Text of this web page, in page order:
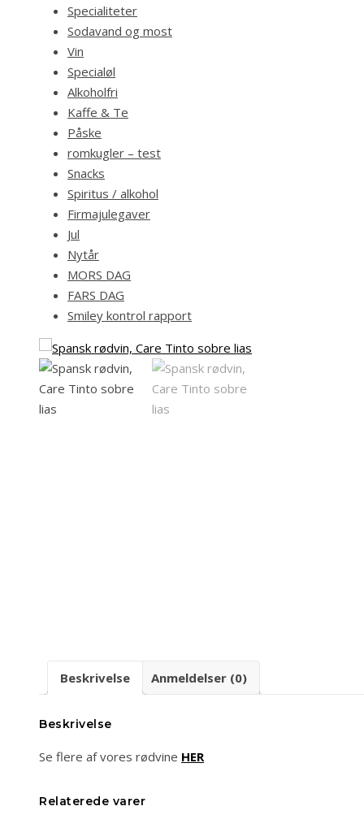
Specialiteter
Sodavand og most
Vin
Specialøl
Alkoholfri
Kaffe & Te
Påske
romkugler – test
Snacks
Spiritus / alkohol
Firmajulegaver
Jul
Nytår
MORS DAG
FARS DAG
Smiley kontrol rapport
Beskrivelse Anmeldelser (0)
Beskrivelse
Se flere af vores rødvine HER
Relaterede varer